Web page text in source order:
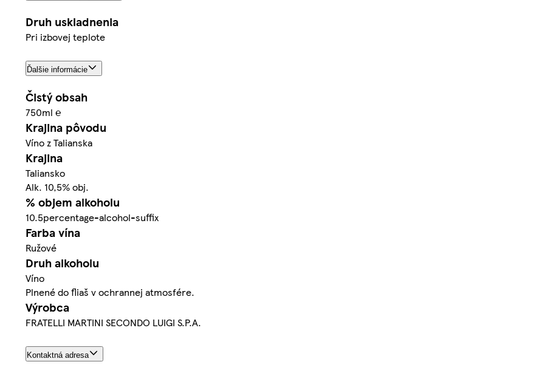
Druh uskladnenia
Pri izbovej teplote
Ďalšie informácie
Čistý obsah
750ml ℮
Krajina pôvodu
Víno z Talianska
Krajina
Taliansko
Alk. 10,5% obj.
% objem alkoholu
10.5percentage-alcohol-suffix
Farba vína
Ružové
Druh alkoholu
Víno
Plnené do fliaš v ochrannej atmosfére.
Výrobca
FRATELLI MARTINI SECONDO LUIGI S.P.A.
Kontaktná adresa